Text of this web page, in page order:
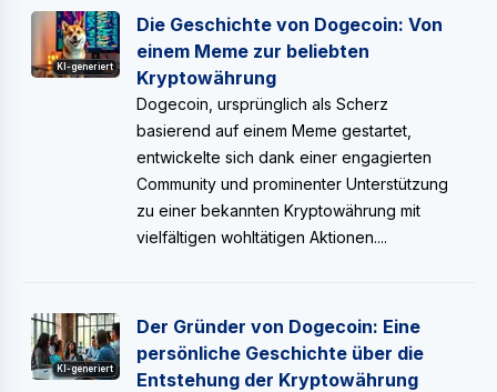
KI-generiert
Die Geschichte von Dogecoin: Von
einem Meme zur beliebten
Kryptowährung
Dogecoin, ursprünglich als Scherz
basierend auf einem Meme gestartet,
entwickelte sich dank einer engagierten
Community und prominenter Unterstützung
zu einer bekannten Kryptowährung mit
vielfältigen wohltätigen Aktionen....
KI-generiert
Der Gründer von Dogecoin: Eine
persönliche Geschichte über die
Entstehung der Kryptowährung